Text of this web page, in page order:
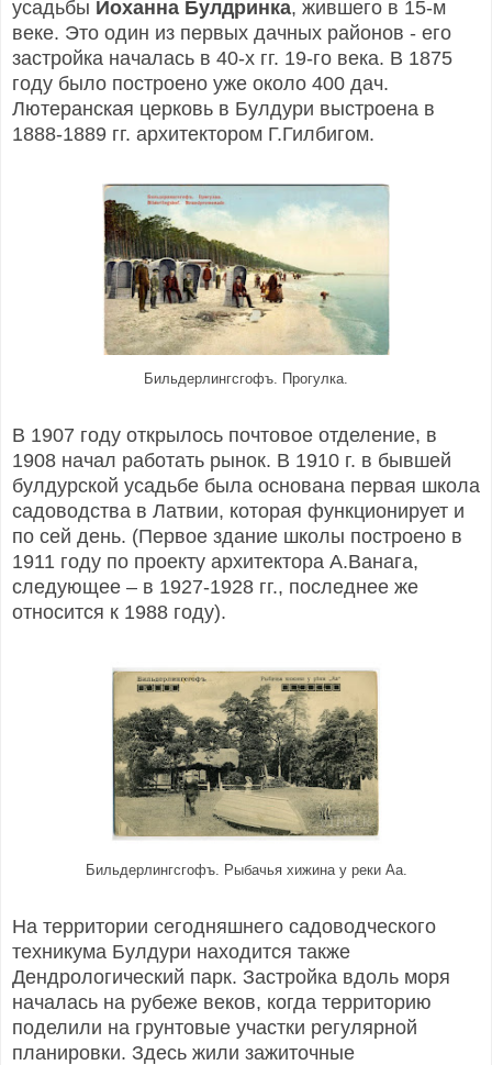
усадьбы Йоханна Булдринка, жившего в 15-м
веке. Это один из первых дачных районов - его
застройка началась в 40-х гг. 19-го века. В 1875
году было построено уже около 400 дач.
Лютеранская церковь в Булдури выстроена в
1888-1889 гг. архитектором Г.Гилбигом.
Бильдерлингсгофъ. Прогулка.
В 1907 году открылось почтовое отделение, в
1908 начал работать рынок. В 1910 г. в бывшей
булдурской усадьбе была основана первая школа
садоводства в Латвии, которая функционирует и
по сей день. (Первое здание школы построено в
1911 году по проекту архитектора А.Ванага,
следующее – в 1927-1928 гг., последнее же
относится к 1988 году).
Бильдерлингсгофъ. Рыбачья хижина у реки Аа.
На территории сегодняшнего садоводческого
техникума Булдури находится также
Дендрологический парк. Застройка вдоль моря
началась на рубеже веков, когда территорию
поделили на грунтовые участки регулярной
планировки. Здесь жили зажиточные